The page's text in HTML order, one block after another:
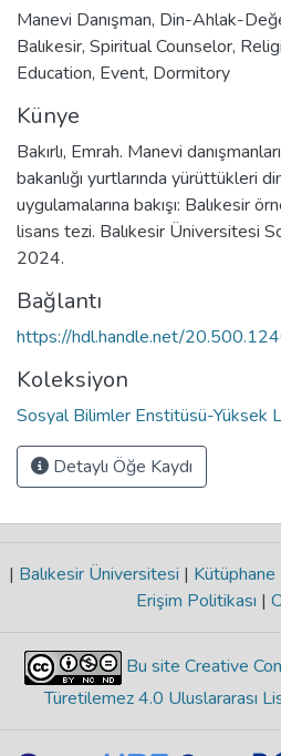
Manevi Danışman, Din-Ahlak-
Balıkesir, Spiritual Counselor,
Education, Event, Dormitory
Künye
Bakırlı, Emrah. Manevi
bakanlığı yurtlarında yürüttükleri
uygulamalarına bakışı: Balıkesir
lisans tezi. Balıkesir Üniversitesi
2024.
Bağlantı
https://hdl.handle.net/
Koleksiyon
Sosyal Bilimler Enstitüsü-Yüksek
Detaylı Öğe Kaydı
| Balıkesir Üniversitesi | Kütüphane
Erişim Politikası |
Bu site Creative
Türetilemez 4.0 Uluslararası